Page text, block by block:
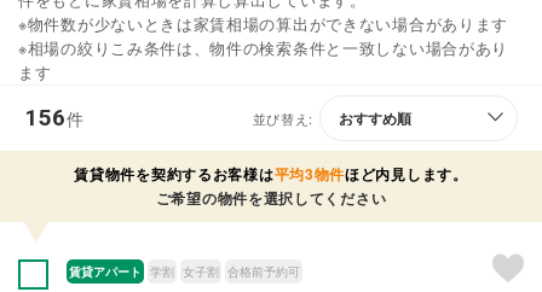
※物件数が少ないときは家賃相場の算出ができない場合があります
※相場の絞りこみ条件は、物件の検索条件と一致しない場合があり
ます
156件 並び替え:
賃貸物件を契約するお客様は平均3物件ほど内見します。
ご希望の物件を選択してください
賃貸アパート 学割 女子割 合格前予約可